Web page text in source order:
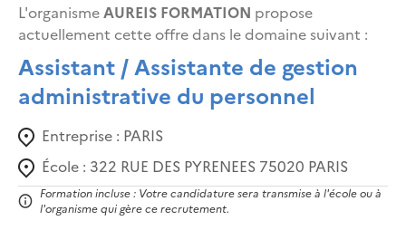
L'organismeAUREIS FORMATION propose
actuellement cette offre dans le domaine suivant :
Assistant / Assistante de gestion
administrative du personnel
Entreprise : PARIS
École : 322 RUE DES PYRENEES 75020 PARIS
Formation incluse : Votre candidature sera transmise à l'école ou à
l'organisme qui gère ce recrutement.